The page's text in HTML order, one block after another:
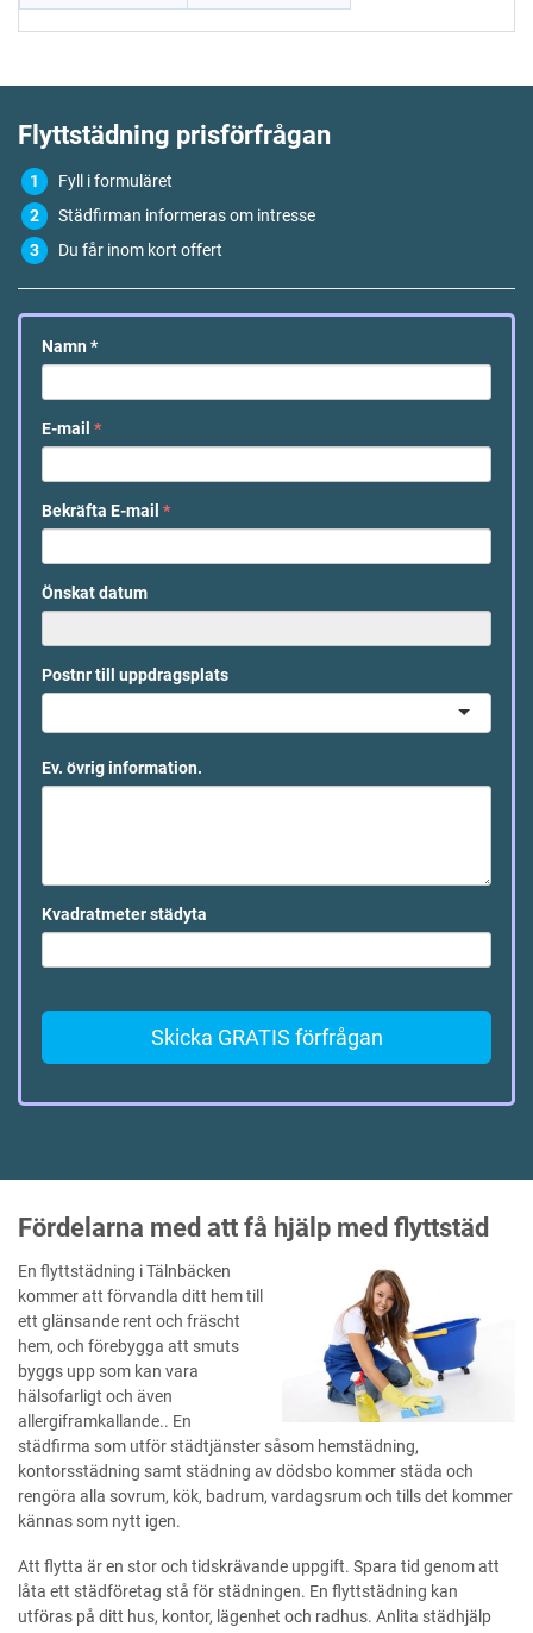
Flyttstädning prisförfrågan
Fyll i formuläret
Städfirman informeras om intresse
Du får inom kort offert
Namn *
E-mail *
Bekräfta E-mail *
Önskat datum
Postnr till uppdragsplats
Ev. övrig information.
Kvadratmeter städyta
Skicka GRATIS förfrågan
Fördelarna med att få hjälp med flyttstäd
En flyttstädning i Tälnbäcken
kommer att förvandla ditt hem till
ett glänsande rent och fräscht
hem, och förebygga att smuts
byggs upp som kan vara
hälsofarligt och även
allergiframkallande.. En
städfirma som utför städtjänster såsom hemstädning,
kontorsstädning samt städning av dödsbo kommer städa och
rengöra alla sovrum, kök, badrum, vardagsrum och tills det kommer
kännas som nytt igen.
Att flytta är en stor och tidskrävande uppgift. Spara tid genom att
låta ett städföretag stå för städningen. En flyttstädning kan
utföras på ditt hus, kontor, lägenhet och radhus. Anlita städhjälp